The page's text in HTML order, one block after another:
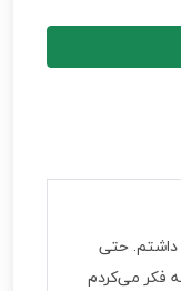
داشتم. حتی
فکر می‌کردم